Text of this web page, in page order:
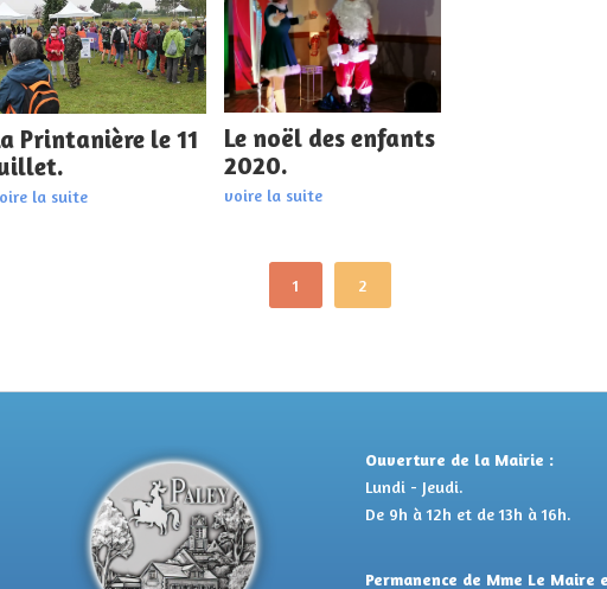
Printanière le 11
la suite
Le noël des enfants
2020.
voire la suite
1 2
Ouverture de la Mairie :
Lundi - Jeudi.
De 9h à 12h et de 13h à 16h.
Permanence de Mme Le Maire